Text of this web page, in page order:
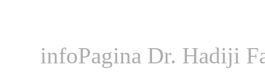
infoPagina Dr. Hadiji